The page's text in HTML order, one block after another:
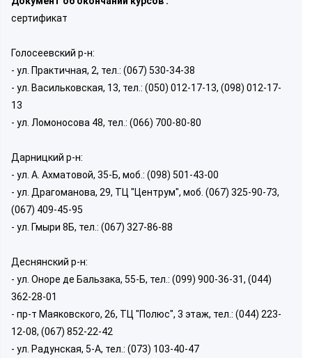
сертификат
Голосеевский р-н:
- ул. Практичная, 2, тел.: (067) 530-34-38
- ул. Васильковская, 13, тел.: (050) 012-17-13, (098) 012-17-
13
- ул. Ломоносова 48, тел.: (066) 700-80-80
Дарницкий р-н:
- ул. А. Ахматовой, 35-Б, моб.: (098) 501-43-00
- ул. Драгоманова, 29, ТЦ "Центрум", моб. (067) 325-90-73,
(067) 409-45-95
- ул. Гмыри 8Б, тел.: (067) 327-86-88
Деснянский р-н:
- ул. Оноре де Бальзака, 55-Б, тел.: (099) 900-36-31, (044)
362-28-01
- пр-т Маяковского, 26, ТЦ "Полюс", 3 этаж, тел.: (044) 223-
12-08, (067) 852-22-42
- ул. Радунская, 5-А, тел.: (073) 103-40-47